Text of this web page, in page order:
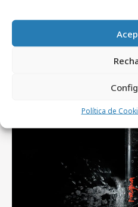
Política de
Artículos